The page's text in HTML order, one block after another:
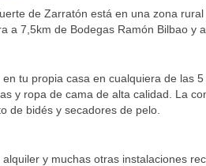
de Zarratón está en una zona
a 7,5km de Bodegas Ramón Bilbao y
en tu propia casa en cualquiera de las
y ropa de cama de alta calidad. La
de bidés y secadores de pelo.
y muchas otras instalaciones